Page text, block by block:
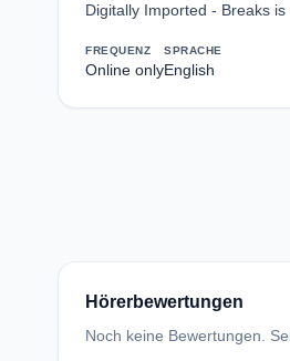
Digitally Imported - Breaks
FREQUENZ
Online only
SPRACHE
English
Hörerbewertungen
Noch keine Bewertungen.